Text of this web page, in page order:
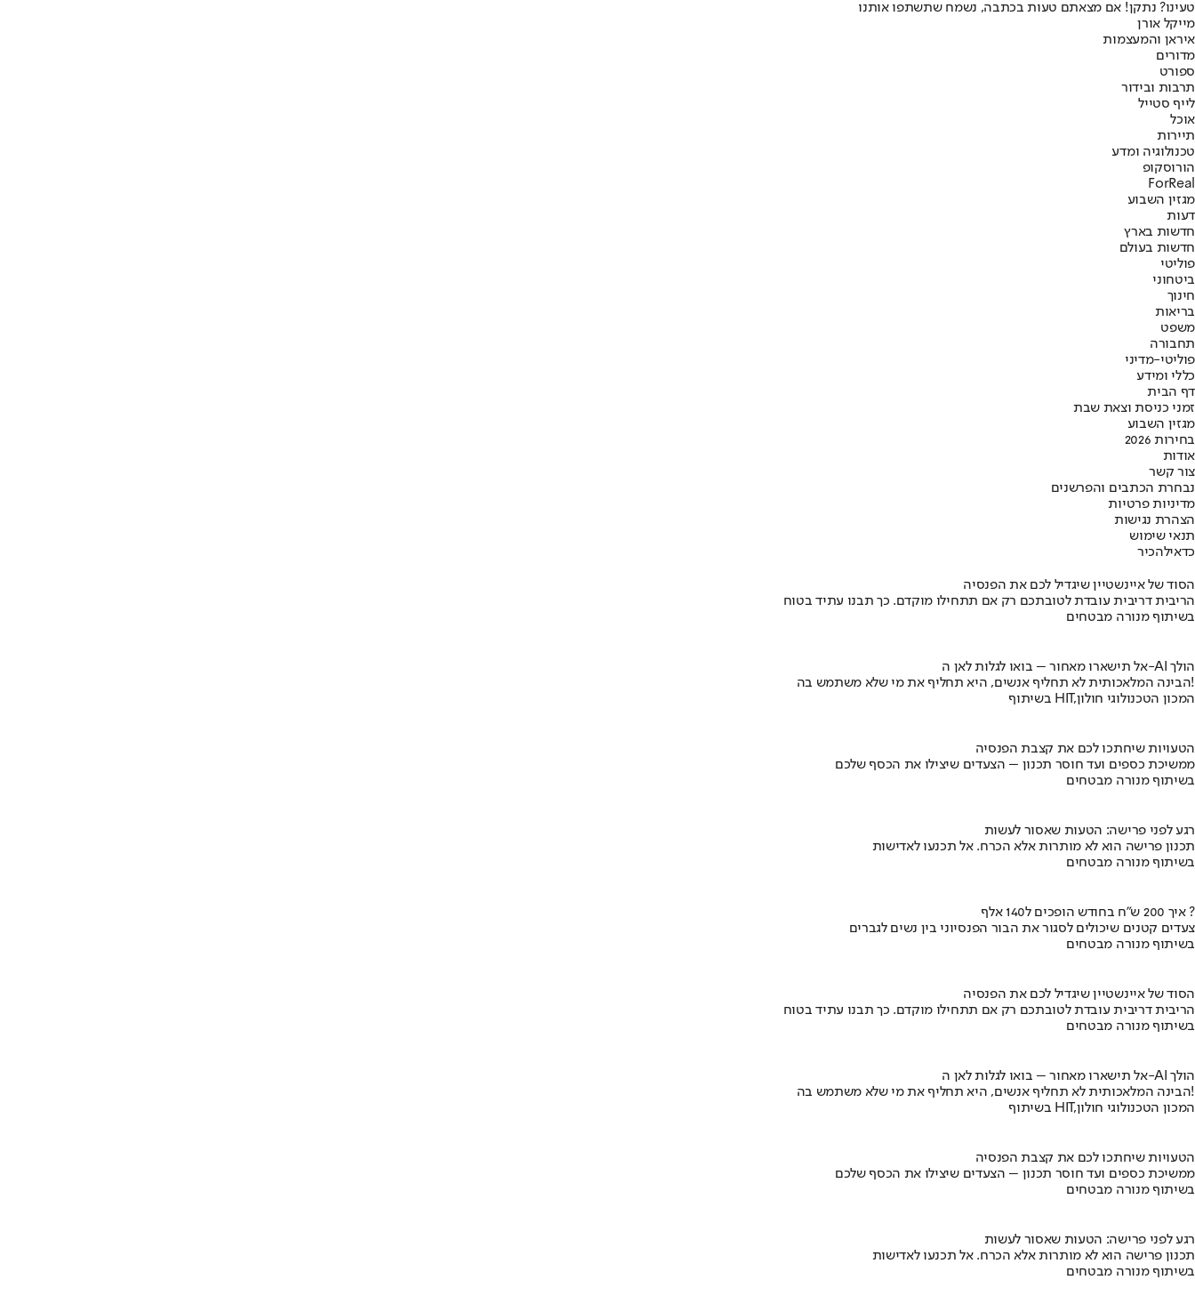
טעינו? נתקן! אם מצאתם טעות בכתבה, נשמח שתשתפו אותנו
מייקל אורן
איראן והמעצמות
מדורים
ספורט
תרבות ובידור
לייף סטייל
אוכל
תיירות
טכנולוגיה ומדע
הורוסקופ
ForReal
מגזין השבוע
דעות
חדשות בארץ
חדשות בעולם
פוליטי
ביטחוני
חינוך
בריאות
משפט
תחבורה
פוליטי-מדיני
כללי ומידע
דף הבית
זמני כניסת וצאת שבת
מגזין השבוע
בחירות 2026
אודות
צור קשר
נבחרת הכתבים והפרשנים
מדיניות פרטיות
הצהרת נגישות
תנאי שימוש
כדאילהכיר
הסוד של איינשטיין שיגדיל לכם את הפנסיה
הריבית דריבית עובדת לטובתכם רק אם תתחילו מוקדם. כך תבנו עתיד בטוח
בשיתוף מנורה מבטחים
אל תישארו מאחור – בואו לגלות לאן ה-AI הולך
הבינה המלאכותית לא תחליף אנשים, היא תחליף את מי שלא משתמש בה!
בשיתוף HIT,המכון הטכנולוגי חולון
הטעויות שיחתכו לכם את קצבת הפנסיה
ממשיכת כספים ועד חוסר תכנון – הצעדים שיצילו את הכסף שלכם
בשיתוף מנורה מבטחים
רגע לפני פרישה: הטעות שאסור לעשות
תכנון פרישה הוא לא מותרות אלא הכרח. אל תכנעו לאדישות
בשיתוף מנורה מבטחים
איך 200 ש"ח בחודש הופכים ל140 אלף ?
צעדים קטנים שיכולים לסגור את הבור הפנסיוני בין נשים לגברים
בשיתוף מנורה מבטחים
הסוד של איינשטיין שיגדיל לכם את הפנסיה
הריבית דריבית עובדת לטובתכם רק אם תתחילו מוקדם. כך תבנו עתיד בטוח
בשיתוף מנורה מבטחים
אל תישארו מאחור – בואו לגלות לאן ה-AI הולך
הבינה המלאכותית לא תחליף אנשים, היא תחליף את מי שלא משתמש בה!
בשיתוף HIT,המכון הטכנולוגי חולון
הטעויות שיחתכו לכם את קצבת הפנסיה
ממשיכת כספים ועד חוסר תכנון – הצעדים שיצילו את הכסף שלכם
בשיתוף מנורה מבטחים
רגע לפני פרישה: הטעות שאסור לעשות
תכנון פרישה הוא לא מותרות אלא הכרח. אל תכנעו לאדישות
בשיתוף מנורה מבטחים